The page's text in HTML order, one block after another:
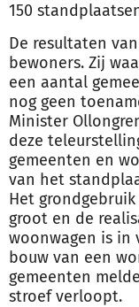
150
De resultaten
bewoners. Zij
een aantal
nog geen
Minister
deze
gemeenten en
van het
Het
groot en de
woonwagen is in
bouw van een
gemeenten
stroef verloopt.